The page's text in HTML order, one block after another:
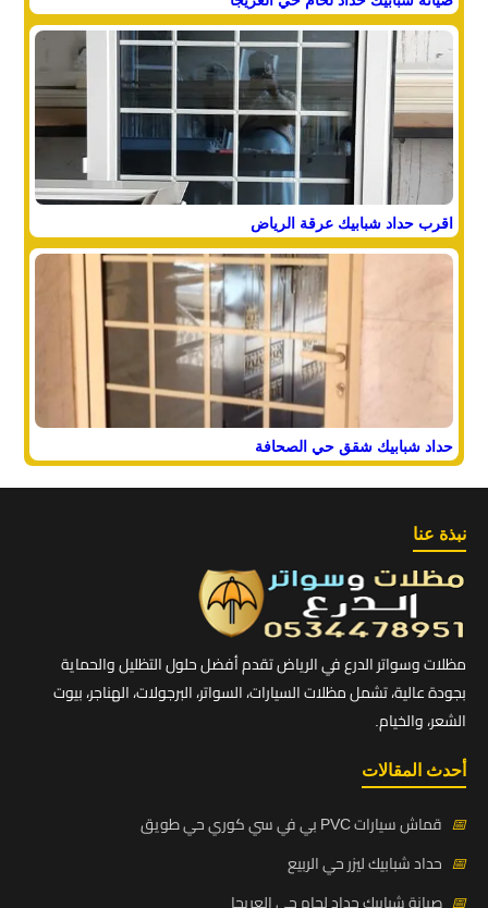
اقرب حداد شبابيك عرقة الرياض
حداد شبابيك شقق حي الصحافة
نبذة عنا
مظلات وسواتر الدرع في الرياض تقدم أفضل حلول التظليل والحماية
بجودة عالية، تشمل مظلات السيارات، السواتر، البرجولات، الهناجر، بيوت
الشعر، والخيام.
أحدث المقالات
📅 قماش سيارات PVC بي في سي كوري حي طويق
📅 حداد شبابيك ليزر حي الربيع
📅 صيانة شبابيك حداد لحام حي العريجا